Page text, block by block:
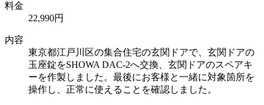
料金
22,990円
内容
東京都江戸川区の集合住宅の玄関ドアで、玄関ドアの
玉座錠をSHOWA DAC-2へ交換、玄関ドアのスペアキ
ーを作製しました。最後にお客様と一緒に対象箇所を
操作し、正常に使えることを確認しました。